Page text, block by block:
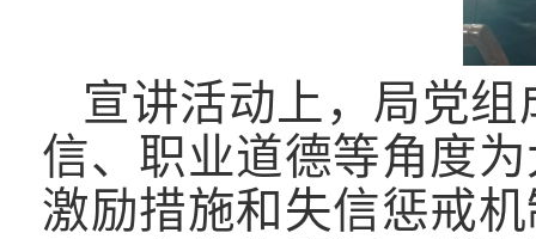
宣讲活动上，局党
信、职业道德等角度
激励措施和失信惩戒